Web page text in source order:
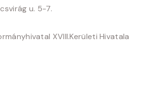
u. 5-7.
XVIII.Kerületi Hivatala